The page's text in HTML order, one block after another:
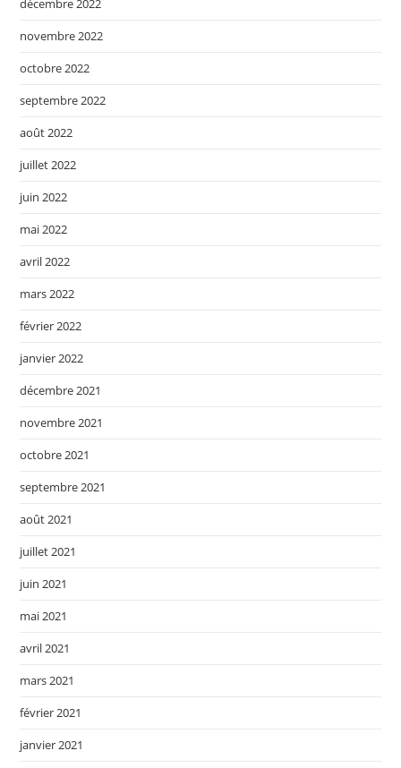
décembre 2022
novembre 2022
octobre 2022
septembre 2022
août 2022
juillet 2022
juin 2022
mai 2022
avril 2022
mars 2022
février 2022
janvier 2022
décembre 2021
novembre 2021
octobre 2021
septembre 2021
août 2021
juillet 2021
juin 2021
mai 2021
avril 2021
mars 2021
février 2021
janvier 2021